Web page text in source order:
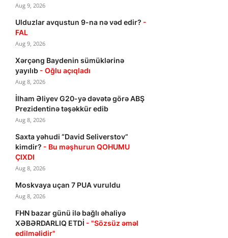
Aug 9, 2026
Ulduzlar avqustun 9-na nə vəd edir? -
FAL
Aug 9, 2026
Xərçəng Baydenin sümüklərinə
yayılıb - Oğlu açıqladı
Aug 8, 2026
İlham Əliyev G20-yə dəvətə görə ABŞ
Prezidentinə təşəkkür edib
Aug 8, 2026
Saxta yəhudi “David Seliverstov”
kimdir? - Bu məşhurun QOHUMU
ÇIXDI
Aug 8, 2026
Moskvaya uçan 7 PUA vuruldu
Aug 8, 2026
FHN bazar günü ilə bağlı əhaliyə
XƏBƏRDARLIQ ETDİ - "Sözsüz əməl
edilməlidir"